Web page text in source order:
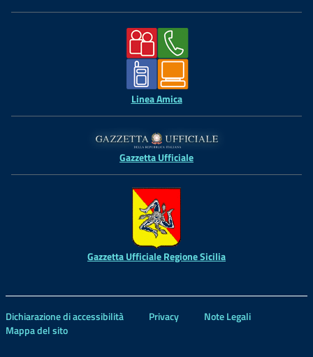
Linea Amica
Gazzetta Ufficiale
Gazzetta Ufficiale Regione Sicilia
Dichiarazione di accessibilità Privacy
Note Legali
Mappa del sito